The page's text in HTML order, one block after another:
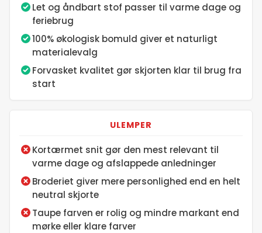
Let og åndbart stof passer til varme dage og
feriebrug
100% økologisk bomuld giver et naturligt
materialevalg
Forvasket kvalitet gør skjorten klar til brug fra
start
ULEMPER
Kortærmet snit gør den mest relevant til
varme dage og afslappede anledninger
Broderiet giver mere personlighed end en helt
neutral skjorte
Taupe farven er rolig og mindre markant end
mørke eller klare farver